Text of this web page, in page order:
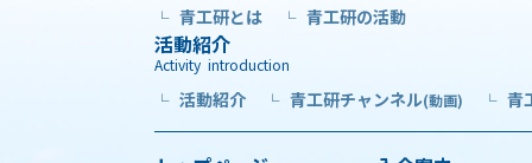
└ 青工研とは └ 青工研の活動
活動紹介
Activity introduction
└ 活動紹介 └ 青工研チャンネル(動画) └ 青